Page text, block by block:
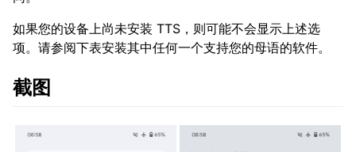
如果您的设备上尚未安装 TTS，则可能不会显示上述选
项。请参阅下表安装其中任何一个支持您的母语的软件。
截图